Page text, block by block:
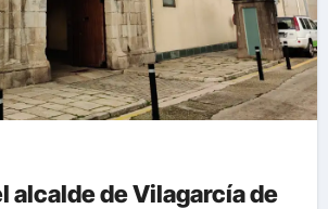
alcalde de Vilagarcía de